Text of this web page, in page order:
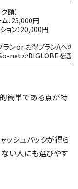
額】
：25,000円
ョン：20,000円
ラン or お得プランAへの
So-netかBIGLOBEを選択
簡単である点が特
ッシュバックが得ら
ない人にも選びやす